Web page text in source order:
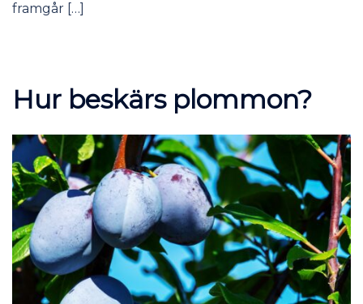
framgår […]
Hur beskärs plommon?